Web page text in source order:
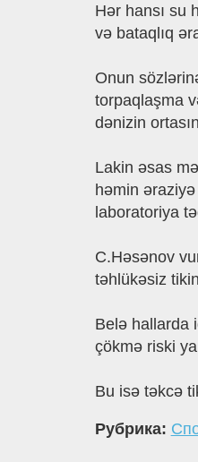
Hər hansı su
və bataqlıq
Onun
torpaqlaşma
dənizin
Lakin əsas
həmin
laboratoriya
C.Həsənov
təhlükəsiz
Belə hallarda
çökmə riski
Bu isə təkcə
Рубрика: